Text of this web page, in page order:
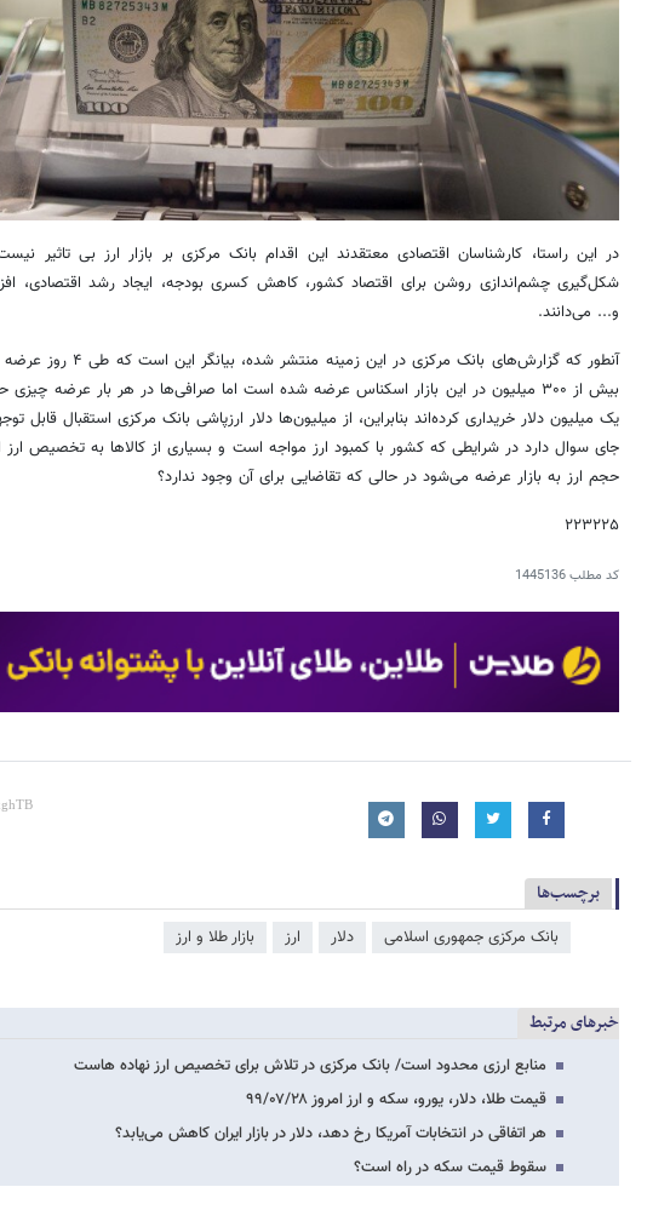
در این راستا، کارشناسان اقتصادی معتقدند این اقدام بانک مرکزی بر بازار ارز بی تاثیر
شکل‌گیری چشم‌اندازی روشن برای اقتصاد کشور، کاهش کسری بودجه، ایجاد رشد اقتصادی،
و... می‌دانند.
آنطور که گزارش‌های بانک مرکزی در
یک میلیون دلار خریداری کرده‌اند بنابراین، از میلیون‌ها دلار ارزپاشی بانک مرکزی استقبال قابل
جای سوال دارد در شرایطی که کشور با کمبود ارز مواجه است و بسیاری از کالاها به تخصیص ارز
حجم ارز به بازار عرضه می‌شود در حالی که تقاضایی برای آن وجود ندارد؟
۲۲۳۲۲۵
کد مطلب1445136
برچسب‌ها
بانک مرکزی جمهوری اسلامی دلار ارز بازار طلا و ارز
خبرهای مرتبط
منابع ارزی محدود است/ بانک مرکزی در تلاش برای تخصیص ارز نهاده هاست
قیمت طلا، دلار، یورو، سکه و ارز امروز ۹۹/۰۷/۲۸
هر اتفاقی در انتخابات آمریکا رخ دهد، دلار در بازار ایران کاهش می‌یابد؟
سقوط قیمت سکه در راه است؟